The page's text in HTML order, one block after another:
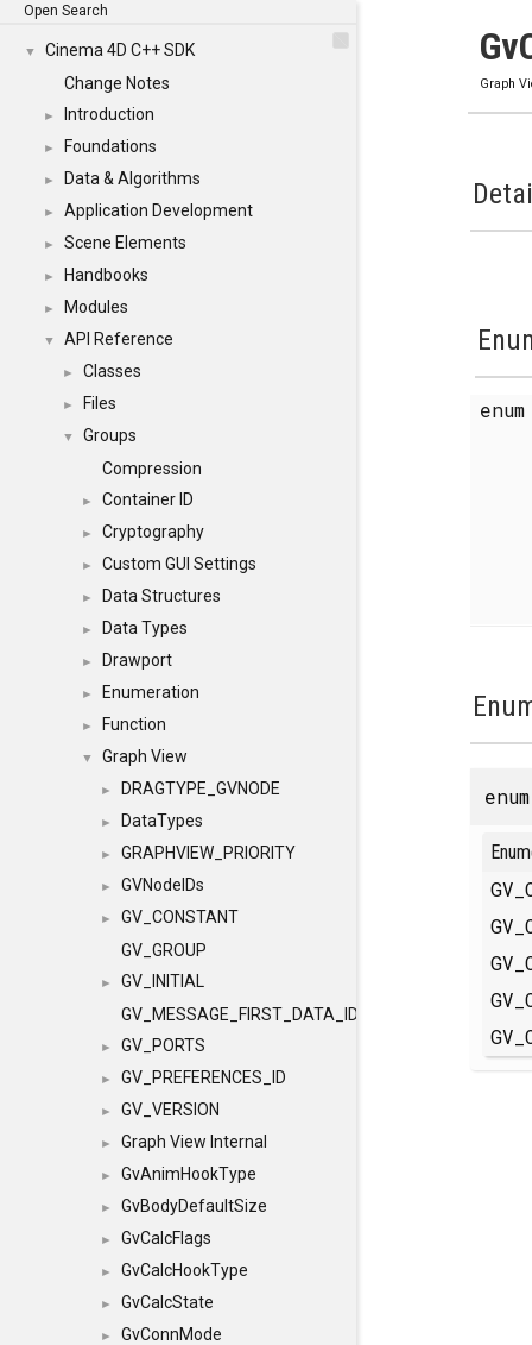
Open Search
▼
Cinema 4D C++ SDK
Change Notes
► Introduction
► Foundations
► Data & Algorithms
► Application Development
► Scene Elements
► Handbooks
► Modules
▼ API Reference
► Classes
► Files
▼
Groups
Compression
► Container ID
► Cryptography
► Custom GUI Settings
► Data Structures
► Data Types
► Drawport
► Enumeration
► Function
▼ Graph View
► DRAGTYPE_GVNODE
► DataTypes
► GRAPHVIEW_PRIORITY
► GVNodeIDs
►
GV_CONSTANT
GV_GROUP
►
GV_INITIAL
GV_MESSAGE_FIRST_DATA_ID
► GV_PORTS
► GV_PREFERENCES_ID
► GV_VERSION
► Graph View Internal
► GvAnimHookType
► GvBodyDefaultSize
► GvCalcFlags
► GvCalcHookType
► GvCalcState
► GvConnMode
Graph